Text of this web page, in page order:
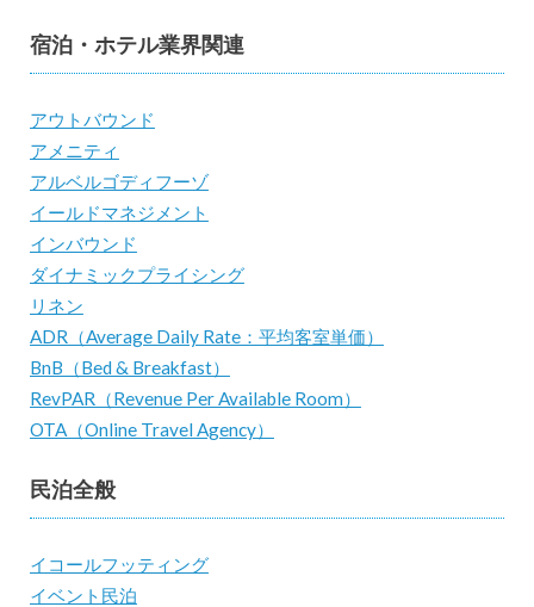
宿泊・ホテル業界関連
アウトバウンド
アメニティ
アルベルゴディフーゾ
イールドマネジメント
インバウンド
ダイナミックプライシング
リネン
ADR（Average Daily Rate：平均客室単価）
BnB（Bed & Breakfast）
RevPAR（Revenue Per Available Room）
OTA（Online Travel Agency）
民泊全般
イコールフッティング
イベント民泊